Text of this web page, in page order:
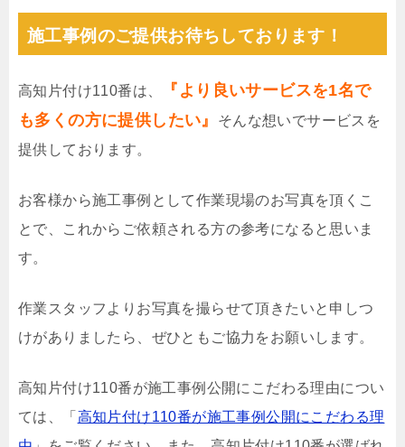
施工事例のご提供お待ちしております！
高知片付け110番は、
『より良いサービスを1名で
も多くの方に提供したい』
そんな想いでサービスを
提供しております。
お客様から施工事例として作業現場のお写真を頂くこ
とで、これからご依頼される方の参考になると思いま
す。
作業スタッフよりお写真を撮らせて頂きたいと申しつ
けがありましたら、ぜひともご協力をお願いします。
高知片付け110番が施工事例公開にこだわる理由につい
ては、「 高知片付け110番が施工事例公開にこだわる理